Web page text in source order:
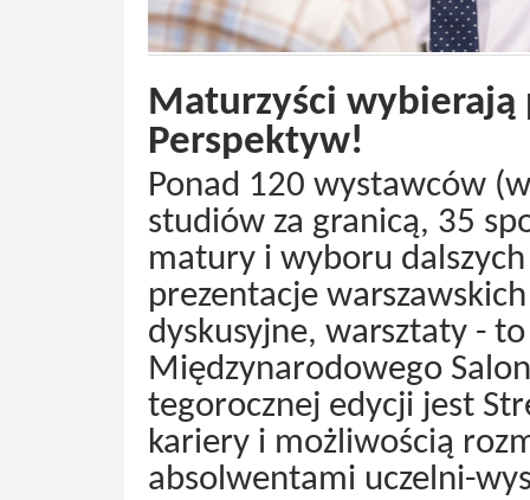
Maturzyści wybierają
Perspektyw!
Ponad 120 wystawców
studiów za granicą, 35
matury i wyboru
prezentacje
dyskusyjne, warsztaty -
Międzynarodowego
tegorocznej edycji jest
kariery i możliwością
absolwentami uczelni-